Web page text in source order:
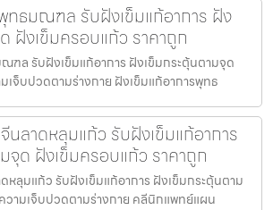
ทธมณฑล รับฝังเข็มแก้อาการ ฝัง
ฝังเข็มครอบแก้ว ราคาถูก
ฑล รับฝังเข็มแก้อาการ ฝังเข็มกระตุ้นตามจุด
มเจ็บปวดตามร่างกาย ฝังเข็มแก้อาการพุทธ
ลาดหลุมแก้ว รับฝังเข็มแก้อาการ
จุด ฝังเข็มครอบแก้ว ราคาถูก
ลุมแก้ว รับฝังเข็มแก้อาการ ฝังเข็มกระตุ้นตาม
ความเจ็บปวดตามร่างกาย คลีนิกแพทย์แผน